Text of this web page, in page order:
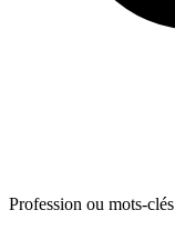
Profession ou mots-clés